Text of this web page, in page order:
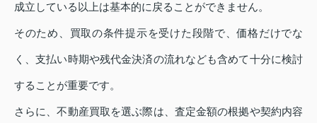
成立している以上は基本的に戻ることができません。
そのため、買取の条件提示を受けた段階で、価格だけでな
く、支払い時期や残代金決済の流れなども含めて十分に検討
することが重要です。
さらに、不動産買取を選ぶ際は、査定金額の根拠や契約内容